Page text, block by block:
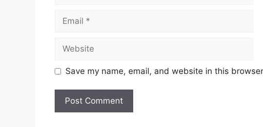
Save my name, email, and website in this